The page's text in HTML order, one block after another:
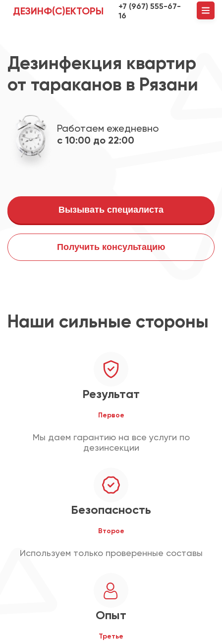
ДЕЗИНФ(С)ЕКТОРЫ
+7 (967) 555-67-
16
Дезинфекция квартир
от тараканов в Рязани
Работаем ежедневно
с 10:00 до 22:00
Вызывать специалиста
Получить консультацию
Наши сильные стороны
Результат
Первое
Мы даем гарантию на все услуги по
дезинсекции
Безопасность
Второе
Используем только проверенные составы
Опыт
Третье